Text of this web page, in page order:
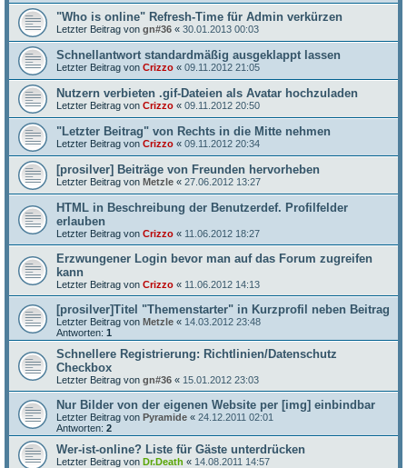
"Who is online" Refresh-Time für Admin verkürzen
Letzter Beitrag von gn#36 « 30.01.2013 00:03
Schnellantwort standardmäßig ausgeklappt lassen
Letzter Beitrag von Crizzo « 09.11.2012 21:05
Nutzern verbieten .gif-Dateien als Avatar hochzuladen
Letzter Beitrag von Crizzo « 09.11.2012 20:50
"Letzter Beitrag" von Rechts in die Mitte nehmen
Letzter Beitrag von Crizzo « 09.11.2012 20:34
[prosilver] Beiträge von Freunden hervorheben
Letzter Beitrag von Metzle « 27.06.2012 13:27
HTML in Beschreibung der Benutzerdef. Profilfelder
erlauben
Letzter Beitrag von Crizzo « 11.06.2012 18:27
Erzwungener Login bevor man auf das Forum zugreifen
kann
Letzter Beitrag von Crizzo « 11.06.2012 14:13
[prosilver]Titel "Themenstarter" in Kurzprofil neben Beitrag
Letzter Beitrag von Metzle « 14.03.2012 23:48
Antworten: 1
Schnellere Registrierung: Richtlinien/Datenschutz
Checkbox
Letzter Beitrag von gn#36 « 15.01.2012 23:03
Nur Bilder von der eigenen Website per [img] einbindbar
Letzter Beitrag von Pyramide « 24.12.2011 02:01
Antworten: 2
Wer-ist-online? Liste für Gäste unterdrücken
Letzter Beitrag von Dr.Death « 14.08.2011 14:57